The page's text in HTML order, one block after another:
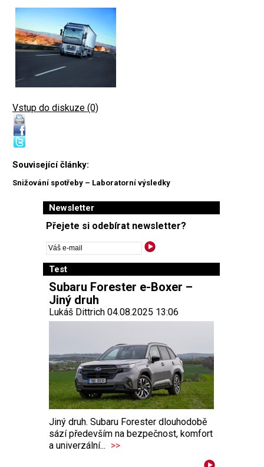
Vstup do diskuze (0)
Související články:
Snižování spotřeby – Laboratorní výsledky
Newsletter
Přejete si odebírat newsletter?
Test
Subaru Forester e-Boxer –
Jiný druh
Lukáš Dittrich 04.08.2025 13:06
Jiný druh. Subaru Forester dlouhodobě
sází především na bezpečnost, komfort
a univerzální... >>